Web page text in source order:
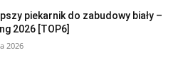
piekarnik do zabudowy biały –
2026 [TOP6]
2026